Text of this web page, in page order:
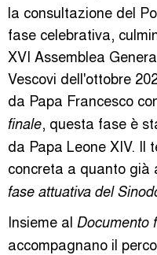
la consultazione del
fase celebrativa,
XVI Assemblea
Vescovi dell'ottobre
da Papa Francesco
finale, questa fase è
da Papa Leone XIV. Il
concreta a quanto già
fase attuativa del
Insieme al Documento
accompagnano il